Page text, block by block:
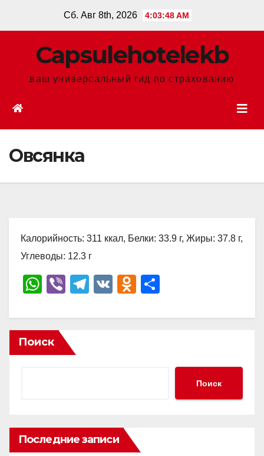
Сб. Авг 8th, 2026 4:03:49 AM
Сapsulehotelekb
ваш универсальный гид по страхованию
Овсянка
Калорийность: 311 ккал, Белки: 33.9 г, Жиры: 37.8 г,
Углеводы: 12.3 г
W
at
s
A
Vi
er
T
e
V
O
n
р
ть
Поиск
Поиск
Последние записи